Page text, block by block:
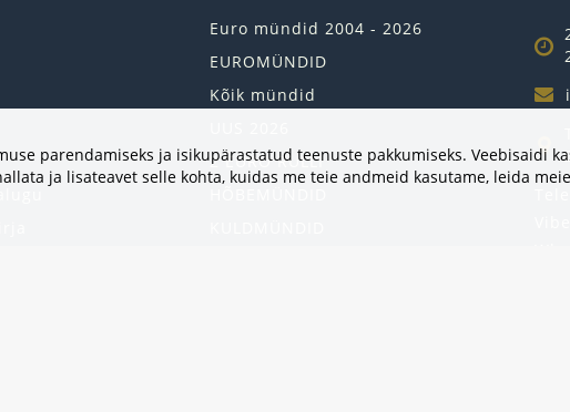
Euro mündid 2004 - 2026
EUROMÜNDID
Kõik mündid
2 EURO RULLI
parendamiseks ja isikupärastatud teenuste pakkumiseks. Veebisaidi
ja lisateavet selle kohta, kuidas me teie andmeid kasutame, leida meie